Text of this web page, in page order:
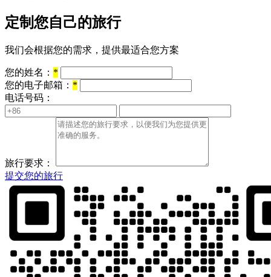
定制您自己的旅行
我们会根据您的需求，提供最适合您方案
您的姓名： *
您的电子邮箱： *
电话号码：
旅行要求：
提交您的旅行